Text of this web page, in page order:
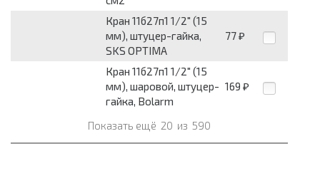
Кран 11б27п1 1/2" (15
мм), штуцер-гайка,
SKS OPTIMA
77 ₽
Кран 11б27п1 1/2" (15
мм), шаровой, штуцер-
гайка, Bolarm
169 ₽
Показать ещё 20 из 590